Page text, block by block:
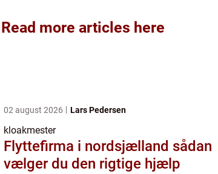
Read more articles here
02 august 2026 Lars Pedersen
kloakmester
Flyttefirma i nordsjælland sådan
vælger du den rigtige hjælp